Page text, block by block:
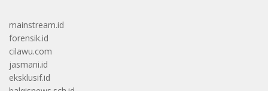
mainstream.id
forensik.id
cilawu.com
jasmani.id
eksklusif.id